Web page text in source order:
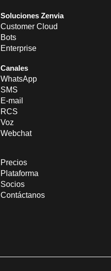
Soluciones Zenvia
Customer Cloud
Bots
Enterprise
Canales
WhatsApp
SMS
E-mail
RCS
Voz
Webchat
Precios
Plataforma
Socios
Contáctanos